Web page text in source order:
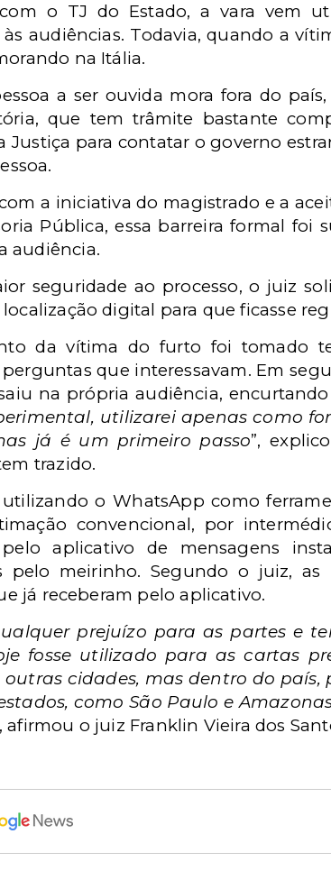
o TJ do Estado, a vara vem
audiências. Todavia, quando a
na Itália.
a ser ouvida mora fora do
que tem trâmite bastante
Justiça para contatar o governo
a iniciativa do magistrado e a
Pública, essa barreira formal foi
audiência.
seguridade ao processo, o juiz
localização digital para que ficasse
da vítima do furto foi tomado
perguntas que interessavam. Em
na própria audiência,
utilizarei apenas como
já é um primeiro passo”,
trazido.
o WhatsApp como
convencional, por
aplicativo de mensagens
pelo meirinho. Segundo o juiz, as
já receberam pelo aplicativo.
prejuízo para as partes e
fosse utilizado para as cartas
outras cidades, mas dentro do
como São Paulo e
afirmou o juiz Franklin Vieira dos